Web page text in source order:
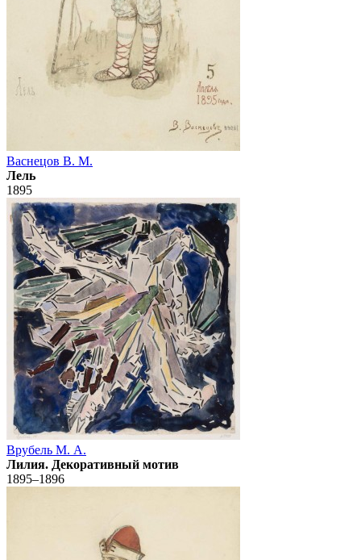
Васнецов В. М.
Лель
1895
Врубель М. А.
Лилия. Декоративный мотив
1895–1896